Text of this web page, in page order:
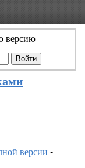
версию
версии -